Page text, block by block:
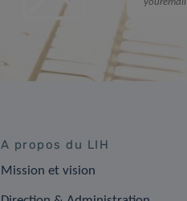
A propos du LIH
Mission et vision